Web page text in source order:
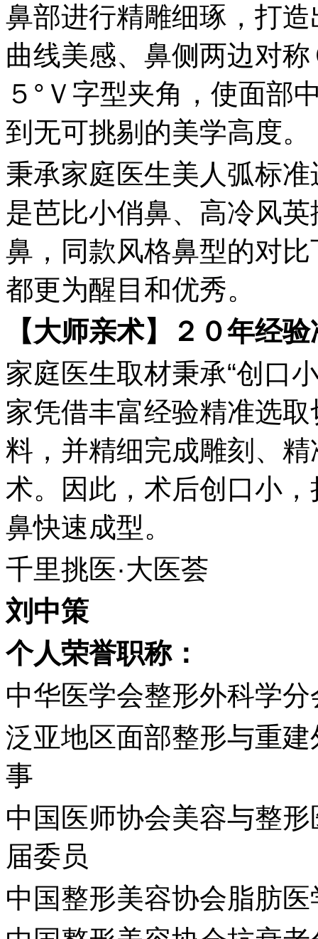
鼻部进行精雕细琢，打造
曲线美感、鼻侧两边对
５°Ｖ字型夹角，使面部
到无可挑剔的美学高度。
秉承家庭医生美人弧标
是芭比小俏鼻、高冷风
鼻，同款风格鼻型的对
都更为醒目和优秀。
【大师亲术】
２０年经验
家庭医生取材秉承“创口
家凭借丰富经验精准选
料，并精细完成雕刻、
术。因此，术后创口小
鼻快速成型。
千里挑医·大医荟
刘中策
个人荣誉职称：
中华医学会整形外科学
泛亚地区面部整形与重
事
中国医师协会美容与整
届委员
中国整形美容协会脂肪